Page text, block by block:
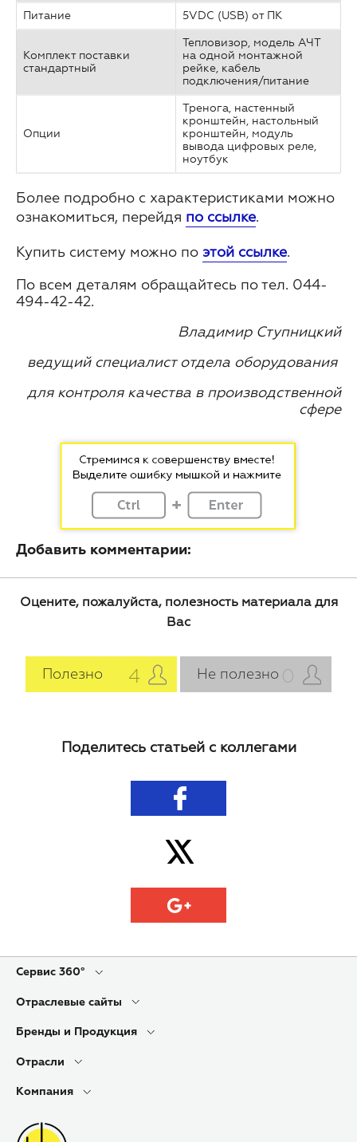
Питание
5VDC (USB) от ПК
Комплект поставки
стандартный
Тепловизор, модель АЧТ
на одной монтажной
рейке, кабель
подключения/питание
Опции
Тренога, настенный
кронштейн, настольный
кронштейн, модуль
вывода цифровых реле,
ноутбук
Более подробно с характеристиками можно
ознакомиться, перейдя по ссылке.
Купить систему можно по этой ссылке.
По всем деталям обращайтесь по тел. 044-
494-42-42.
Владимир Ступницкий
ведущий специалист отдела оборудования
для контроля качества в производственной
сфере
Добавить комментарии:
Оцените, пожалуйста, полезность материала для
Вас
Полезно 4 Не полезно 0
Поделитесь статьей с коллегами
Сервис 360°
Отраслевые сайты
Бренды и Продукция
Отрасли
Компания